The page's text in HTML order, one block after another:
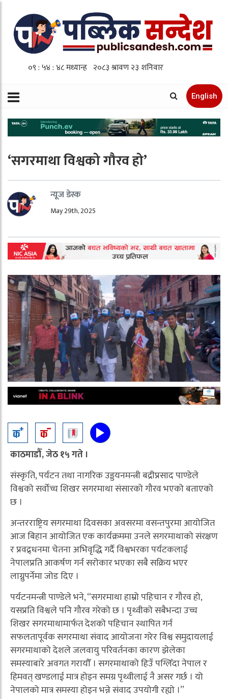
English
‘सगरमाथा विश्वको गौरव हो’
न्यूज डेस्क
May 29th, 2025
काठमाडौँ, जेठ १५ गते ।
संस्कृति, पर्यटन तथा नागरिक उड्डयनमन्त्री बद्रीप्रसाद पाण्डेले
विश्वको सर्वोच्च शिखर सगरमाथा संसारको गौरव भएको बताएको
छ ।
अन्तरराष्ट्रिय सगरमाथा दिवसका अवसरमा वसन्तपुरमा आयोजित
आज बिहान आयोजित एक कार्यक्रममा उनले सगरमाथाको संरक्षण
र प्रवद्र्धनमा चेतना अभिवृद्धि गर्दै विश्वभरका पर्यटकलाई
नेपालप्रति आकर्षण गर्न सरोकार भएका सबै सक्रिय भएर
लाग्नुपर्नेमा जोड दिए ।
पर्यटनमन्त्री पाण्डेले भने, “सगरमाथा हाम्रो पहिचान र गौरव हो,
यसप्रति विश्वले पनि गौरव गरेको छ । पृथ्वीको सबैभन्दा उच्च
शिखर सगरमाथामार्फत देशको पहिचान स्थापित गर्न
सफलतापूर्वक सगरमाथा संवाद आयोजना गरेर विश्व समुदायलाई
सगरमाथाको देशले जलवायु परिवर्तनका कारण झेलेका
समस्याबारे अवगत गरायौँ । सगरमाथाको हिउँ पग्लिँदा नेपाल र
हिमवत् खण्डलाई मात्र होइन समग्र पृथ्वीलाई नै असर गर्छ । यो
नेपालको मात्र समस्या होइन भन्ने संवाद उपयोगी रह्यो ।”